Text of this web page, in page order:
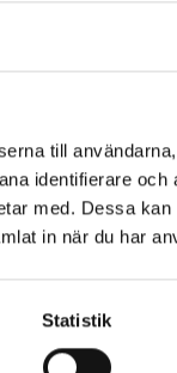
till
identifierare och
med. Dessa
in när du har
Statistik